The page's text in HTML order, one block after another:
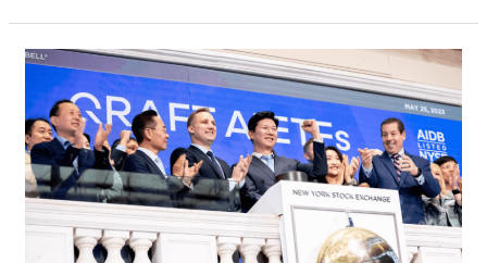
新
時
2024
凱
衛
資
訊
與